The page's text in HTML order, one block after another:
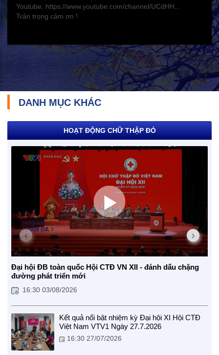
Y tế và sức khỏe
Doanh nghiệp - Doanh nhân
CUỘC SỐNG TƯƠI ĐẸP
Nối trọn yêu thương VTV1
Trái tim có nắng
Youtube: https://www.youtube.com/channel/UCdHH...
Trân trọng cảm ơn !
DANH MỤC KHÁC
HOẠT ĐỘNG CHỮ THẬP ĐỎ
Đại hội ĐB toàn quốc Hội CTĐ VN XII - đánh dấu chặng
đường phát triển mới
16:30 03/08/2026
Kết quả nổi bật nhiệm kỳ Đại hội XI Hội CTĐ
Việt Nam VTV1 Ngày 27.7.2026
16:30 27/07/2026